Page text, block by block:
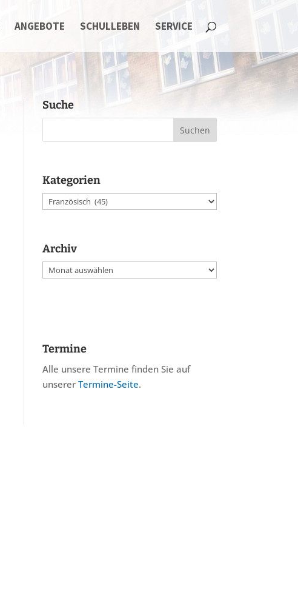
ANGEBOTE SCHULLEBEN SERVICE
Suche
Kategorien
Kategorien
Archiv
Archiv
Termine
Alle unsere Termine finden Sie auf
unserer Termine-Seite.